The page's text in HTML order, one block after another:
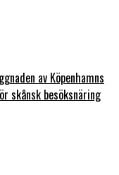
av Köpenhamns
skånsk besöksnäring